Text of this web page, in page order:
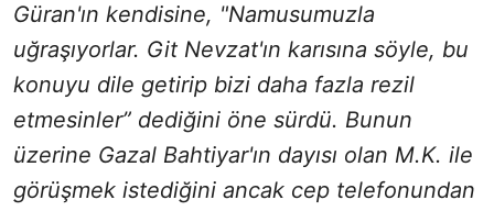
Güran'ın kendisine, "Namusumuzla
uğraşıyorlar. Git Nevzat'ın karısına söyle, bu
konuyu dile getirip bizi daha fazla rezil
etmesinler” dediğini öne sürdü. Bunun
üzerine Gazal Bahtiyar'ın dayısı olan M.K. ile
görüşmek istediğini ancak cep telefonundan